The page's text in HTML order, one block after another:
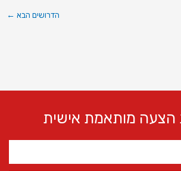
הדרושים הבא ←
מותאמת אישית